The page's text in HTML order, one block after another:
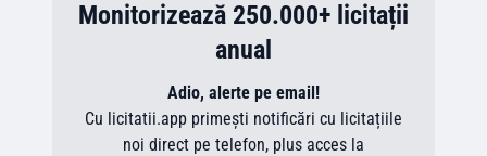
Monitorizează 250.000+ licitații
anual
Adio, alerte pe email!
Cu licitatii.app primești notificări cu licitațiile
noi direct pe telefon, plus acces la